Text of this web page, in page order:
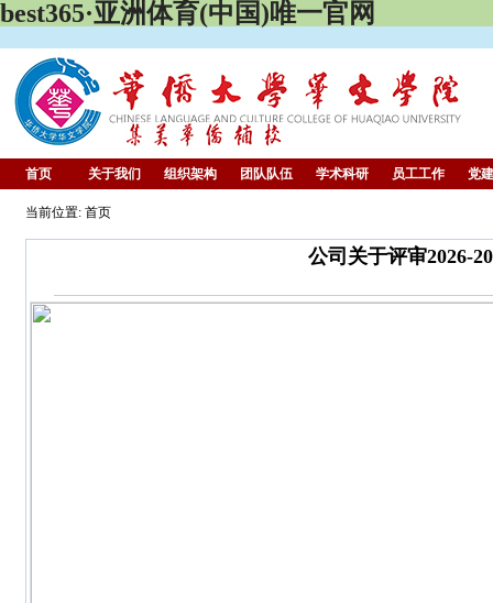
best365·亚洲体育(中国)唯一官网
首页 关于我们 组织架构 团队队伍 学术科研 员工工作 党
当前位置: 首页
公司关于评审2026-